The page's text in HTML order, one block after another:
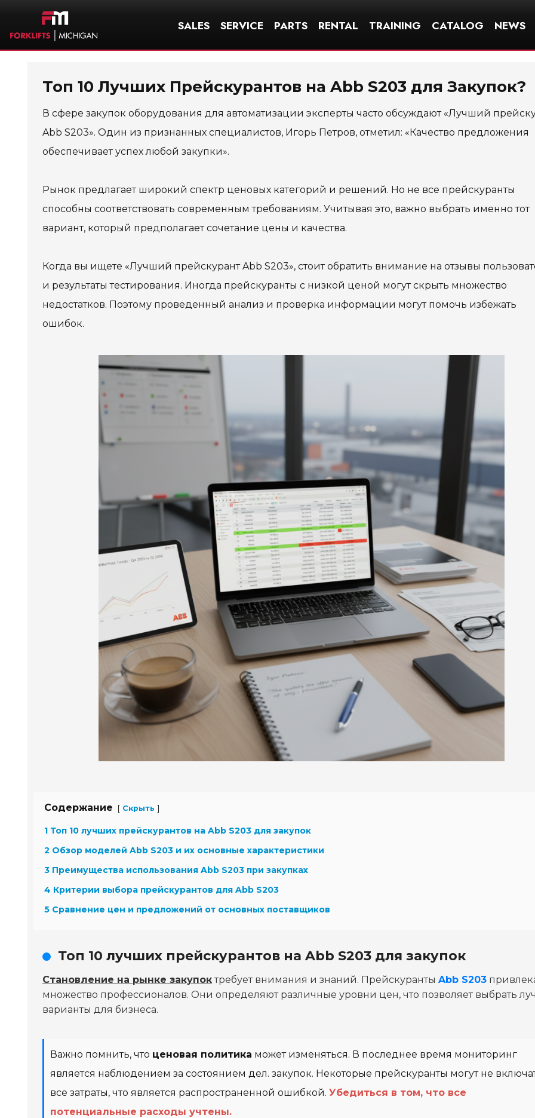
SALES SERVICE PARTS RENTAL TRAINING CATALOG NEWS
Топ 10 Лучших Прейскурантов на Abb S203 для Закупок?
В сфере закупок оборудования для автоматизации эксперты часто обсуждают «Лучший
Abb S203». Один из признанных специалистов, Игорь Петров, отметил: «Качество предложения
обеспечивает успех любой закупки».
Рынок предлагает широкий спектр ценовых категорий и решений. Но не все прейскуранты
способны соответствовать современным требованиям. Учитывая это, важно выбрать именно тот
вариант, который предполагает сочетание цены и качества.
Когда вы ищете «Лучший прейскурант Abb S203», стоит обратить внимание на отзывы
и результаты тестирования. Иногда прейскуранты с низкой ценой могут скрыть множество
недостатков. Поэтому проведенный анализ и проверка информации могут помочь избежать
ошибок.
Содержание [ Скрыть ]
1 Топ 10 лучших прейскурантов на Abb S203 для закупок
2 Обзор моделей Abb S203 и их основные характеристики
3 Преимущества использования Abb S203 при закупках
4 Критерии выбора прейскурантов для Abb S203
5 Сравнение цен и предложений от основных поставщиков
Топ 10 лучших прейскурантов на Abb S203 для закупок
Становление на рынке закупоктребует внимания и знаний. Прейскуранты Abb S203
множество профессионалов. Они определяют различные уровни цен, что позволяет выбрать
варианты для бизнеса.
Важно помнить, что ценовая политика может изменяться. В последнее время мониторинг
является наблюдением за состоянием дел. закупок. Некоторые прейскуранты могут не
все затраты, что является распространенной ошибкой. Убедиться в том, что все
потенциальные расходы учтены.